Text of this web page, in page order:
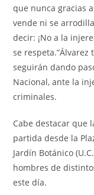
que nunca gracias
vende ni se
decir: ¡No a la
se
seguirán dando
Nacional, ante la
criminales.
Cabe destacar que
partida desde la
Jardín Botánico
hombres de
este día.